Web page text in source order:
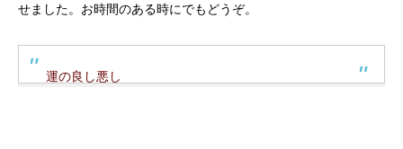
せました。お時間のある時にでもどうぞ。
運の良し悪し